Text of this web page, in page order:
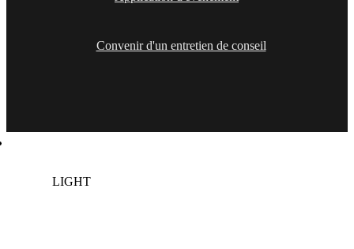
Convenir d'un entretien de conseil
LIGHT